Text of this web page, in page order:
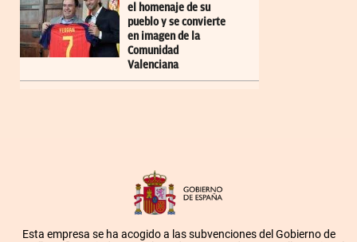
el homenaje de su
pueblo y se convierte
en imagen de la
Comunidad
Valenciana
Esta empresa se ha acogido a las subvenciones del Gobierno de